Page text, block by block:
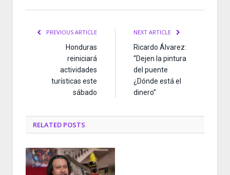
PREVIOUS ARTICLE
Honduras
reiniciará
actividades
turísticas este
sábado
NEXT ARTICLE
Ricardo Álvarez:
“Dejen la pintura
del puente
¿Dónde está el
dinero”
RELATED POSTS